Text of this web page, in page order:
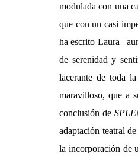
modulada con una
que con un casi
ha escrito Laura
de serenidad y
lacerante de toda
maravilloso, que a
conclusión de
adaptación teatral
la incorporación de